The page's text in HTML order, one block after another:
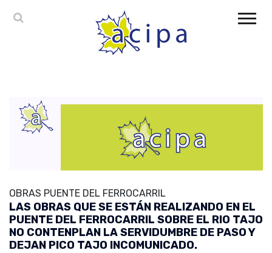
OBRAS PUENTE DEL FERROCARRIL
LAS OBRAS QUE SE ESTÁN REALIZANDO EN EL
PUENTE DEL FERROCARRIL SOBRE EL RIO TAJO
NO CONTENPLAN LA SERVIDUMBRE DE PASO Y
DEJAN PICO TAJO INCOMUNICADO.